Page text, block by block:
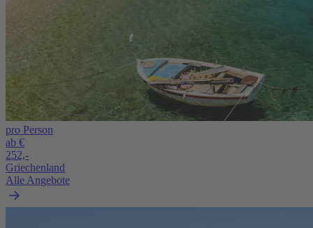
pro Person
ab €
252,-
Griechenland
Alle Angebote